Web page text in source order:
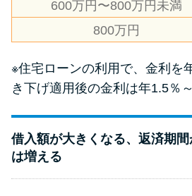
600万円〜800万円未満
800万円
※住宅ローンの利用で、金利を
き下げ適用後の金利は年1.5％
借入額が大きくなる、返済期
は増える